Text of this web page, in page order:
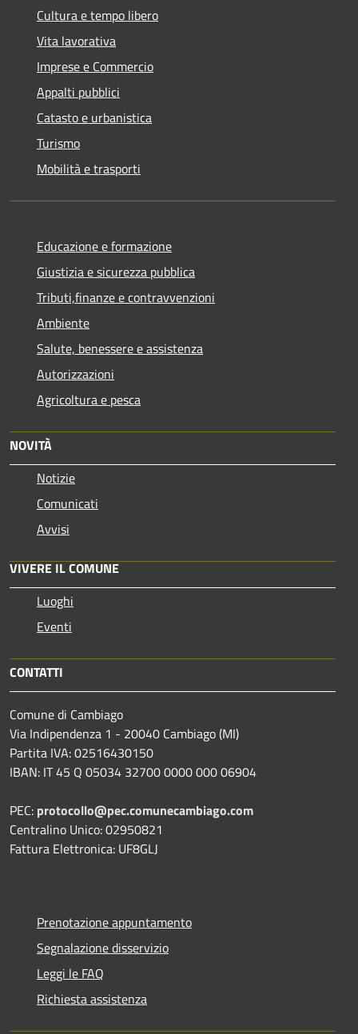
Cultura e tempo libero
Vita lavorativa
Imprese e Commercio
Appalti pubblici
Catasto e urbanistica
Turismo
Mobilità e trasporti
Educazione e formazione
Giustizia e sicurezza pubblica
Tributi,finanze e contravvenzioni
Ambiente
Salute, benessere e assistenza
Autorizzazioni
Agricoltura e pesca
NOVITÀ
Notizie
Comunicati
Avvisi
VIVERE IL COMUNE
Luoghi
Eventi
CONTATTI
Comune di Cambiago
Via Indipendenza 1 - 20040 Cambiago (MI)
Partita IVA: 02516430150
IBAN: IT 45 Q 05034 32700 0000 000 06904
PEC: protocollo@pec.comunecambiago.com
Centralino Unico: 02950821
Fattura Elettronica: UF8GLJ
Prenotazione appuntamento
Segnalazione disservizio
Leggi le FAQ
Richiesta assistenza